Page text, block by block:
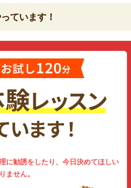
ています！
に勧誘をしたり、今日決めてほしい
ません。